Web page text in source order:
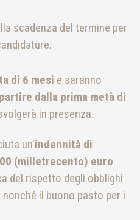
scadenza del termine per
di 6 mesi e saranno
dalla prima metà di
in presenza.
un'indennità di
(milletrecento) euro
del rispetto degli obblighi
il buono pasto per i